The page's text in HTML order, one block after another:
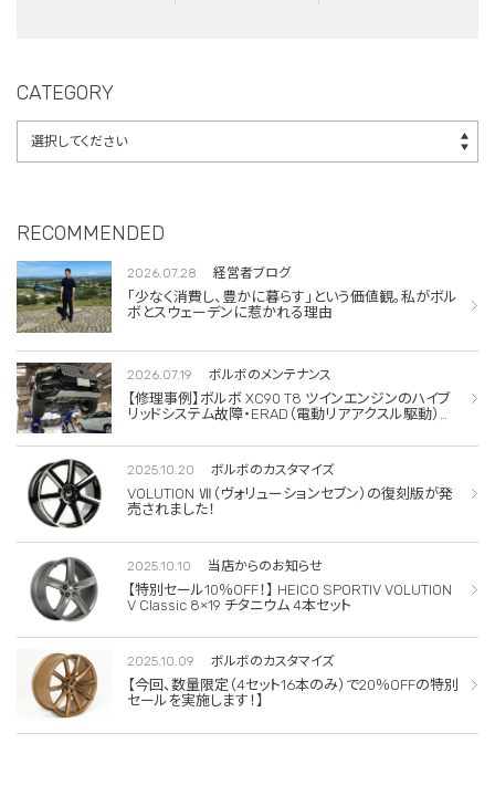
CATEGORY
RECOMMENDED
2026.07.28 経営者ブログ
「少なく消費し、豊かに暮らす」という価値観。私がボル
ボとスウェーデンに惹かれる理由
2026.07.19 ボルボのメンテナンス
【修理事例】ボルボ XC90 T8 ツインエンジンのハイブ
リッドシステム故障・ERAD（電動リアアクスル駆動）交
2025.10.20 ボルボのカスタマイズ
VOLUTION Ⅶ（ヴォリューションセブン）の復刻版が発
売されました！
2025.10.10 当店からのお知らせ
【特別セール10％OFF！】 HEICO SPORTIV VOLUTION
V Classic 8×19 チタニウム 4本セット
2025.10.09 ボルボのカスタマイズ
【今回、数量限定（4セット16本のみ）で20％OFFの特別
セールを実施します！】